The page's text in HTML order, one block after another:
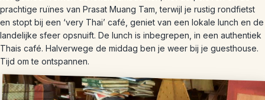
prachtige ruïnes van Prasat Muang Tam, terwijl je rustig rondfietst
en stopt bij een ‘very Thai’ café, geniet van een lokale lunch en de
landelijke sfeer opsnuift. De lunch is inbegrepen, in een authentiek
Thais café. Halverwege de middag ben je weer bij je guesthouse.
Tijd om te ontspannen.